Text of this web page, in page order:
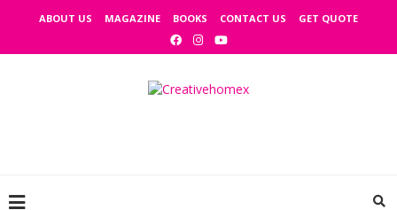
ABOUT US MAGAZINE BOOKS CONTACT US GET QUOTE